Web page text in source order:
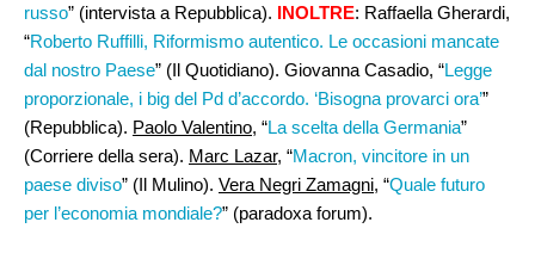
russo” (intervista a Repubblica). INOLTRE: Raffaella Gherardi,
“Roberto Ruffilli, Riformismo autentico. Le occasioni mancate
dal nostro Paese” (Il Quotidiano). Giovanna Casadio, “Legge
proporzionale, i big del Pd d’accordo. ‘Bisogna provarci ora’”
(Repubblica). Paolo Valentino, “La scelta della Germania”
(Corriere della sera). Marc Lazar, “Macron, vincitore in un
paese diviso” (Il Mulino). Vera Negri Zamagni, “Quale futuro
per l’economia mondiale?” (paradoxa forum).